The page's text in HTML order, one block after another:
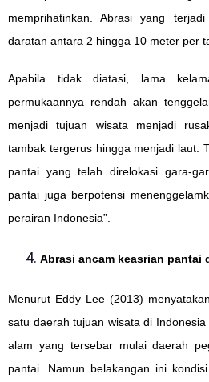
memprihatinkan. Abrasi yang
daratan antara 2 hingga 10 meter per
Apabila tidak diatasi, lama
permukaannya rendah akan
menjadi tujuan wisata menjadi
tambak tergerus hingga menjadi laut.
pantai yang telah direlokasi gara-
pantai juga berpotensi
perairan Indonesia”.
Abrasi ancam keasrian pantai
Menurut Eddy Lee (2013)
satu daerah tujuan wisata di
alam yang tersebar mulai daerah
pantai. Namun belakangan ini